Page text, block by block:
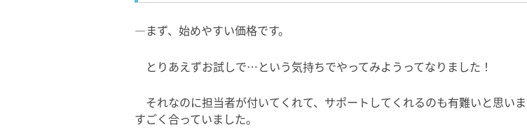
―まず、始めやすい価格です。
とりあえずお試しで…という気持ちでやってみようってなりました！
それなのに担当者が付いてくれて、サポートしてくれるのも有難いと思い
すごく合っていました。